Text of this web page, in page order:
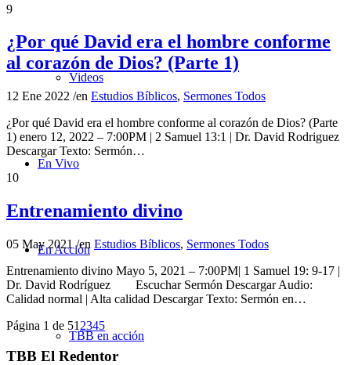
Videos
En Vivo
En Acción
TBB en acción
9
¿Por qué David era el hombre conforme
al corazón de Dios? (Parte 1)
12 Ene 2022 /en Estudios Bíblicos, Sermones Todos
¿Por qué David era el hombre conforme al corazón de Dios? (Parte
1) enero 12, 2022 – 7:00PM | 2 Samuel 13:1 | Dr. David Rodriguez
Descargar Texto: Sermón…
10
Entrenamiento divino
05 May 2021/en Estudios Bíblicos, Sermones Todos
Entrenamiento divino Mayo 5, 2021 – 7:00PM| 1 Samuel 19: 9-17 |
Dr. David Rodríguez Escuchar Sermón Descargar Audio:
Calidad normal | Alta calidad Descargar Texto: Sermón en…
Página 1 de 51 2345
TBB El Redentor